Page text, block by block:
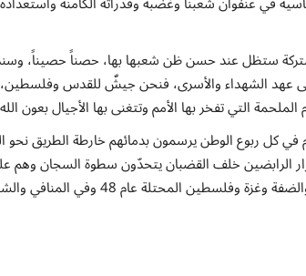
ستظل عند حسن ظن شعبها بها، حصناً حصيناً،
عهد الشهداء والأسرى، فنحن جيشٌ للقدس وفلسطين،
التي تفخر بها الأمم وتتغنى بها الأجيال بعون
في كل ربوع الوطن يرسمون بدمائهم خارطة الطريق نحو
الرابضين خلف القضبان يتحدّون سطوة السجان
المحتلة عام 48 وفي المنافي والشتات.